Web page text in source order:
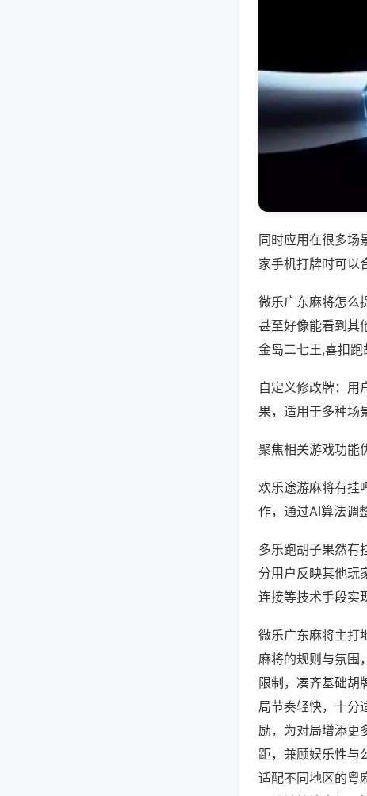
同时应用在很多场
家手机打牌时可以
微乐广东麻将怎么
甚至好像能看到其
金岛二七王,喜扣跑
自定义修改牌：用
果，适用于多种场
聚焦相关游戏功能
欢乐途游麻将有挂
作，通过AI算法调
多乐跑胡子果然有
分用户反映其他玩
连接等技术手段实
微乐广东麻将主打
麻将的规则与氛围
限制，凑齐基础胡
局节奏轻快，十分
励，为对局增添更
距，兼顾娱乐性与
适配不同地区的粤